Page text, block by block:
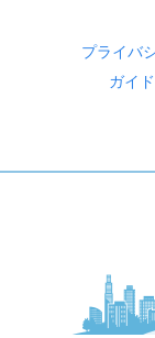
プライバ
ガイ